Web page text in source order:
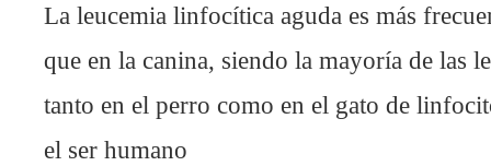
La leucemia linfocítica aguda es más
que en la canina, siendo la mayoría de las
tanto en el perro como en el gato de
el ser humano